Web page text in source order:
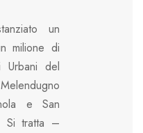
un
milione di
del
e San
Si tratta –